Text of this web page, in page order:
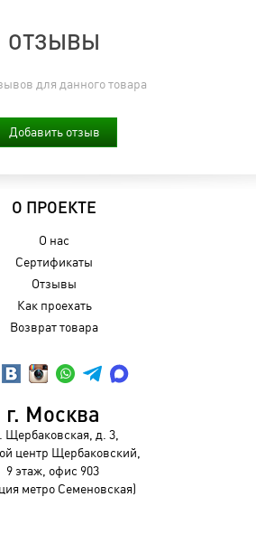
ОТЗЫВЫ
для данного товара
Добавить отзыв
О ПРОЕКТЕ
О нас
Сертификаты
Отзывы
Как проехать
Возврат товара
г. Москва
Щербаковская, д. 3,
центр Щербаковский,
9 этаж, офис 903
метро Семеновская)